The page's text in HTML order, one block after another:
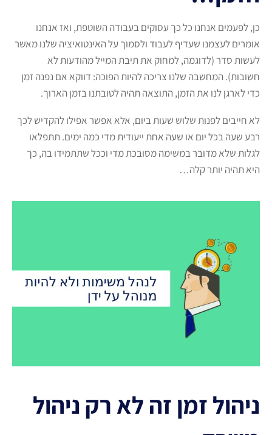
כן, לפעמים אנחנו כל כך עסוקים בעבודה השוטפת, ואז אנחנו
אומרים לעצמנו שעדיף לעבוד ולסמוך על האינטואיציה שלנו מאשר
לעשות סדר (לדוגמה, למחוק את תיבת המייל מהודעות לא
חשובות). המחשבה שלנו צריכה להיות הפוכה: דווקא אם נפנה זמן
כדי לארגן לנו את הזמן, התוצאה תהיה לטובתנו בזמן הארוך.
לא חייבים לפנות שלוש שעות ביום, אלא אפשר אפילו להקדיש לכך
רבע שעה בכל יום או שעה אחת ייעודית מדי כמה ימים. תתפלאו
לגלות שלא מדובר במשימה מסובכת מדי וככל שתתמידו בה, כך
היא תהיה יותר קלה…
ניהול זמן זה לא רק ניהול